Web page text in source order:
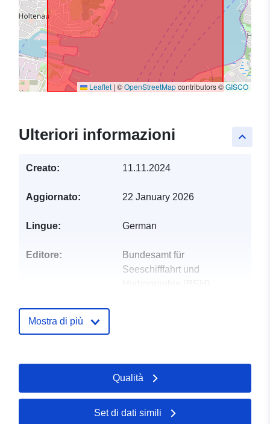
Leaflet | ©OpenStreetMapcontributors ©GISCO
keyboard_arrow_up
Ulteriori informazioni
Creato: 11.11.2024
Aggiornato: 22 January 2026
Lingue: German
Editore:
Bundesamt für
Seeschifffahrt und
Hydrographie (BSH)
E-mail:
mailto:ship.emission@bsh.de
Mostra di più
Qualità
Set di dati simili